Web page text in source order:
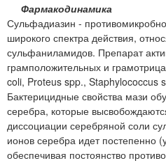
Фармакодинамика
Сульфадиазин -
широкого спектра действия,
сульфаниламидов. Препарат
грамположительных и
coli, Proteus spp., Staphylococcus
Бактерицидные свойства мази
серебра, которые
диссоциации серебряной соли
ионов серебра идет постепенно
обеспечивая постоянство